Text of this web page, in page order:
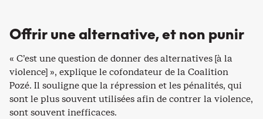
Offrir une alternative, et non punir
« C’est une question de donner des alternatives [à la
violence] », explique le cofondateur de la Coalition
Pozé. Il souligne que la répression et les pénalités, qui
sont le plus souvent utilisées afin de contrer la violence,
sont souvent inefficaces.